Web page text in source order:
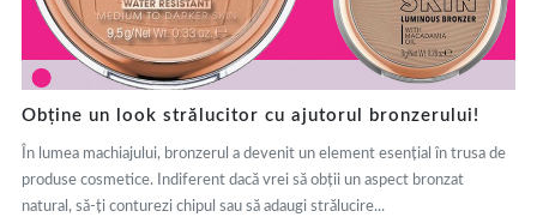
Obține un look strălucitor cu ajutorul bronzerului!
În lumea machiajului, bronzerul a devenit un element esențial în trusa de
produse cosmetice. Indiferent dacă vrei să obții un aspect bronzat
natural, să-ți conturezi chipul sau să adaugi strălucire...